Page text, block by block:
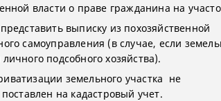
власти о праве гражданина на
выписку из похозяйственной
самоуправления (в случае, если
подсобного хозяйства).
земельного участка не
на кадастровый учет.